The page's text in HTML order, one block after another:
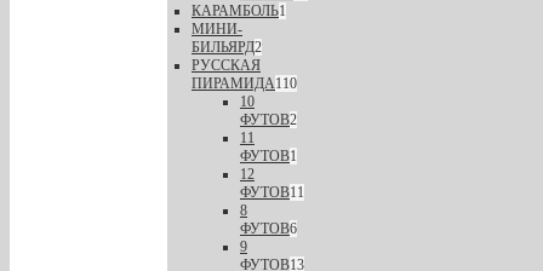
КАРАМБОЛЬ1
МИНИ-
БИЛЬЯРД2
РУССКАЯ
ПИРАМИДА110
10
ФУТОВ2
11
ФУТОВ1
12
ФУТОВ11
8
ФУТОВ6
9
ФУТОВ13